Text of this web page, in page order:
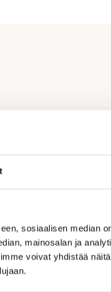
sosiaalisen median
mainosalan ja
voivat yhdistää